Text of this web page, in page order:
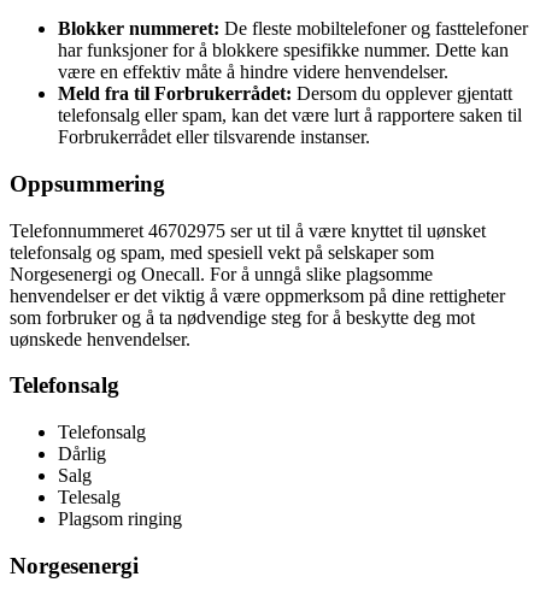
Blokker nummeret: De fleste mobiltelefoner og fasttelefoner
har funksjoner for å blokkere spesifikke nummer. Dette kan
være en effektiv måte å hindre videre henvendelser.
Meld fra til Forbrukerrådet: Dersom du opplever gjentatt
telefonsalg eller spam, kan det være lurt å rapportere saken til
Forbrukerrådet eller tilsvarende instanser.
Oppsummering
Telefonnummeret 46702975 ser ut til å være knyttet til uønsket
telefonsalg og spam, med spesiell vekt på selskaper som
Norgesenergi og Onecall. For å unngå slike plagsomme
henvendelser er det viktig å være oppmerksom på dine rettigheter
som forbruker og å ta nødvendige steg for å beskytte deg mot
uønskede henvendelser.
Telefonsalg
Telefonsalg
Dårlig
Salg
Telesalg
Plagsom ringing
Norgesenergi